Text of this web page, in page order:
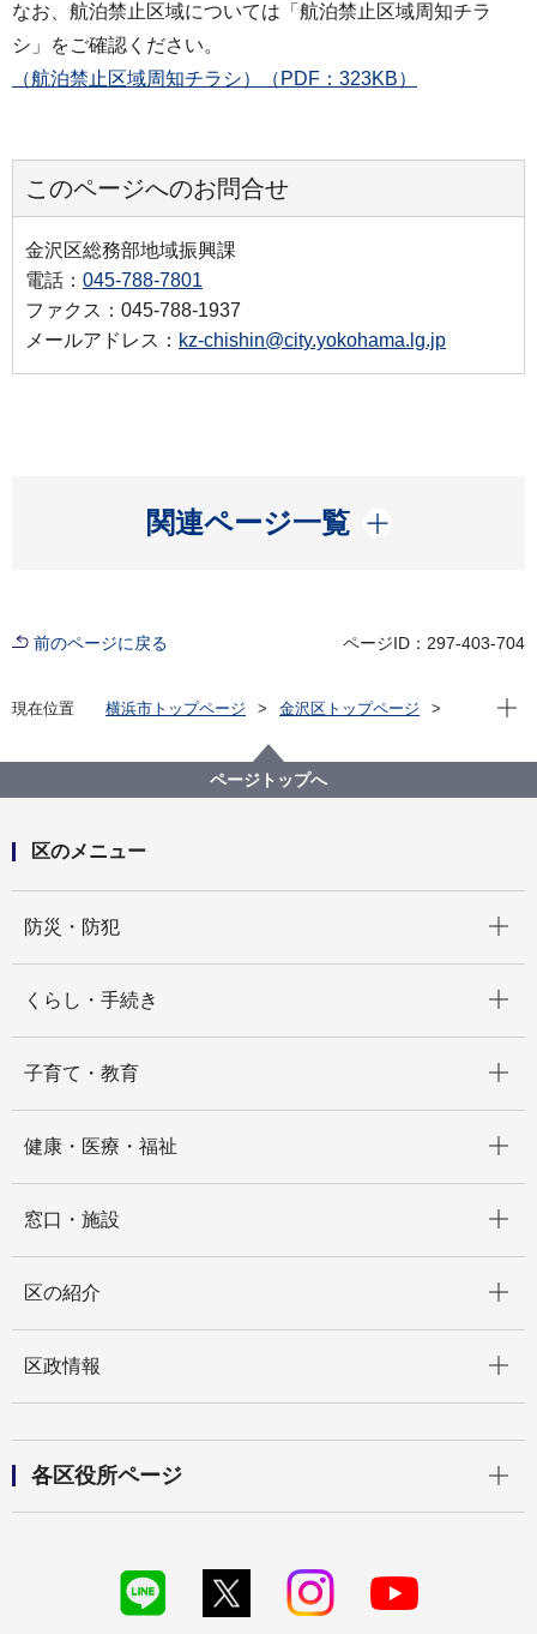
なお、航泊禁止区域については「航泊禁止区域周知チラ
シ」をご確認ください。
（航泊禁止区域周知チラシ）（PDF：323KB）
このページへのお問合せ
金沢区総務部地域振興課
電話： 045-788-7801
ファクス：045-788-1937
メールアドレス： kz-chishin@city.yokohama.lg.jp
関連ページ一覧
開く
前のページに戻る ページID：297-403-704
現在位置 横浜市トップページ
金沢区トップページ
地域活動
金沢まつり花火大会・いきいきフェスタ
第50回金沢まつり花火大会・いきいきフェスタ
現在
ページトップへ
区のメニュー
防災・防犯
くらし・手続き
子育て・教育
健康・医療・福祉
窓口・施設
区の紹介
区政情報
各区役所ページ